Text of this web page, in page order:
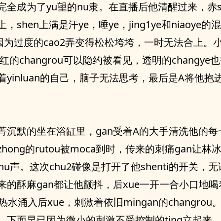
全成为了yu望的nu隶。在直播后他清醒过来，
，shen上满是汗ye，唾ye，jing1ye和niaoye的
过度的cao2弄变得松松垮垮，一时无法合上。
的changrou可以隐约被看见，透明的changye
yinluan的自己，脑子无法思考，最后是A将他抱
沉默的坐在浴缸里，gan受着A的大手清洗他的每
的rutou被moca到时，传来的刺痛gan让林
声。这次chu2碰像是打开了他shenti的开关，无
的酥麻gan都让他颤抖，后xue一开一合小口地
水涌入后xue，刺激着依旧mingan的changrou